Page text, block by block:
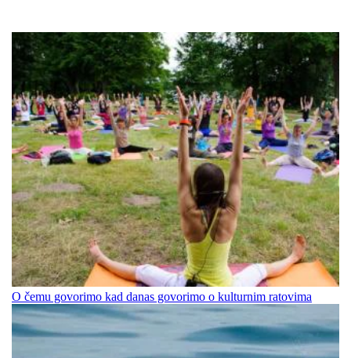
O čemu govorimo kad danas govorimo o kulturnim ratovima